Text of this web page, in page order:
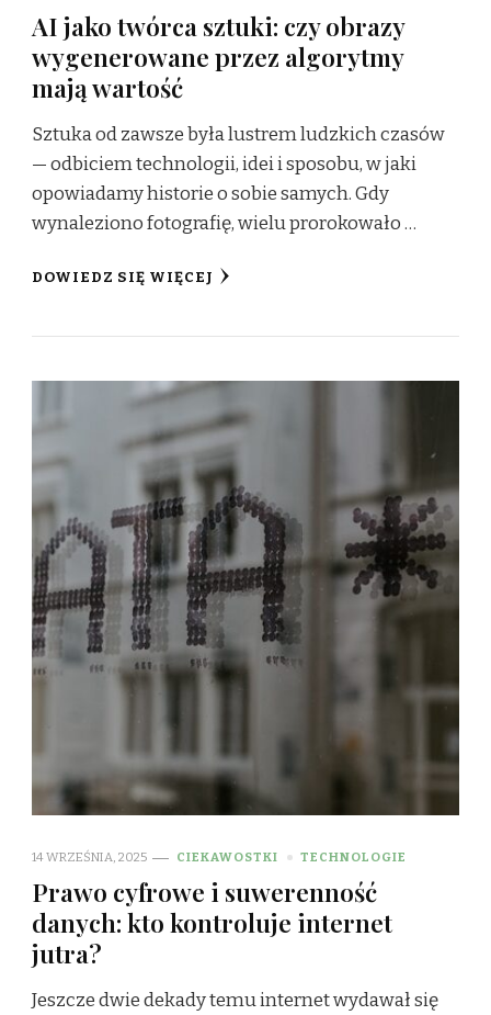
AI jako twórca sztuki: czy obrazy
wygenerowane przez algorytmy
mają wartość
Sztuka od zawsze była lustrem ludzkich czasów
— odbiciem technologii, idei i sposobu, w jaki
opowiadamy historie o sobie samych. Gdy
wynaleziono fotografię, wielu prorokowało …
DOWIEDZ SIĘ WIĘCEJ
14 WRZEŚNIA, 2025 CIEKAWOSTKI TECHNOLOGIE
Prawo cyfrowe i suwerenność
danych: kto kontroluje internet
jutra?
Jeszcze dwie dekady temu internet wydawał się